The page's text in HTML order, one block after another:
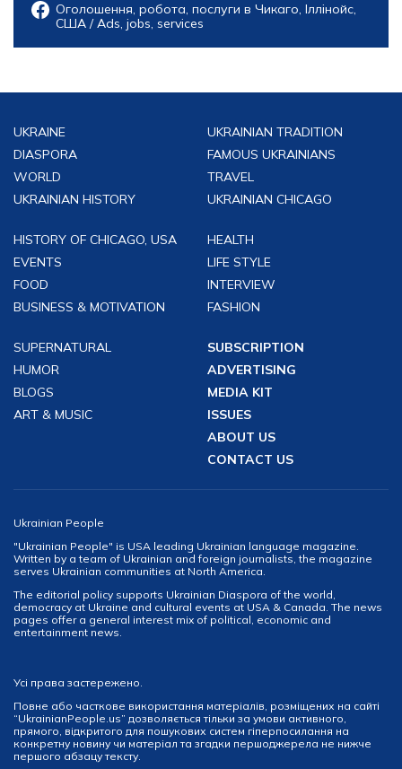
Оголошення, робота, послуги в Чикаго, Іллінойс,
США / Ads, jobs, services
UKRAINE
DIASPORA
WORLD
UKRAINIAN HISTORY
UKRAINIAN TRADITION
FAMOUS UKRAINIANS
TRAVEL
UKRAINIAN CHICAGO
HISTORY OF CHICAGO, USA
EVENTS
FOOD
BUSINESS & MOTIVATION
HEALTH
LIFE STYLE
INTERVIEW
FASHION
SUPERNATURAL
HUMOR
BLOGS
ART & MUSIC
SUBSCRIPTION
ADVERTISING
MEDIA KIT
ISSUES
ABOUT US
CONTACT US
Ukrainian People
"Ukrainian People" is USA leading Ukrainian language magazine.
Written by a team of Ukrainian and foreign journalists, the magazine
serves Ukrainian communities at North America.
The editorial policy supports Ukrainian Diaspora of the world,
democracy at Ukraine and cultural events at USA & Canada. The news
pages offer a general interest mix of political, economic and
entertainment news.
Усі права застережено.
Повне або часткове використання матеріалів, розміщених на сайті
“UkrainianPeople.us” дозволяється тільки за умови активного,
прямого, відкритого для пошукових систем гіперпосилання на
конкретну новину чи матеріал та згадки першоджерела не нижче
першого абзацу тексту.